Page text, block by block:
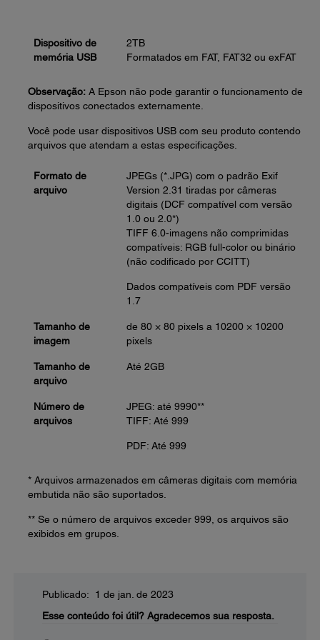
Dispositivo de
memória USB
2TB
Formatados em FAT, FAT32 ou exFAT
Observação: A Epson não pode garantir o funcionamento de
dispositivos conectados externamente.
Você pode usar dispositivos USB com seu produto contendo
arquivos que atendam a estas especificações.
Formato de
arquivo
JPEGs (*.JPG) com o padrão Exif
Version 2.31 tiradas por câmeras
digitais (DCF compatível com versão
1.0 ou 2.0*)
TIFF 6.0-imagens não comprimidas
compatíveis: RGB full-color ou binário
(não codificado por CCITT)
Dados compatíveis com PDF versão
1.7
Tamanho de
imagem
de 80 × 80 pixels a 10200 × 10200
pixels
Tamanho de
arquivo
Até 2GB
Número de
arquivos
JPEG: até 9990**
TIFF: Até 999
PDF: Até 999
* Arquivos armazenados em câmeras digitais com memória
embutida não são suportados.
** Se o número de arquivos exceder 999, os arquivos são
exibidos em grupos.
Publicado: 1 de jan. de 2023
Esse conteúdo foi útil? Agradecemos sua resposta.